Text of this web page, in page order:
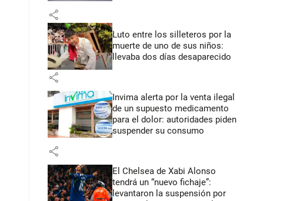
share
Luto entre los silleteros por la
muerte de uno de sus niños:
llevaba dos días desaparecido
share
Invima alerta por la venta ilegal
de un supuesto medicamento
para el dolor: autoridades piden
suspender su consumo
share
El Chelsea de Xabi Alonso
tendrá un “nuevo fichaje”:
levantaron la suspensión por